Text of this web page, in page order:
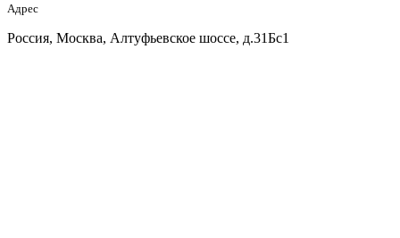
Адрес
Россия, Москва, Алтуфьевское шоссе, д.31Бс1